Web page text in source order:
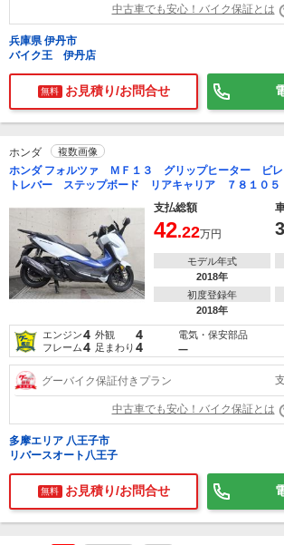
中古車でも安心！バイク保証とは
兵庫県 伊丹市
バイク王 伊丹店
無料 お見積り/お問合せ
ホンダ 複数画像
ホンダ フォルツァ ＭＦ１３ グリップヒーター ビレ
トレバー ステップボード リアキャリア ７８１０５
支払総額
42.22万円
モデル年式
2018年
初度登録年
2018年
エンジン4 外観 4
フレーム4 足まわり 4
電気・保安部品
―
グーバイク保証付きプラン
中古車でも安心！バイク保証とは
多摩エリア 八王子市
リバースオート八王子
無料 お見積り/お問合せ